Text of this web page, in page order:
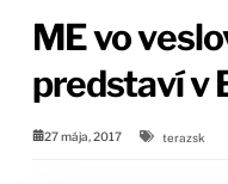
ME vo
predstaví v
27 mája, 2017 terazsk